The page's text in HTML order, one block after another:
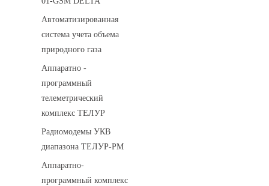
Автоматизированная
система учета объема
природного газа
Аппаратно -
программный
телеметрический
комплекс ТЕЛУР
Радиомодемы УКВ
диапазона ТЕЛУР-РМ
Аппаратно-
программный комплекс